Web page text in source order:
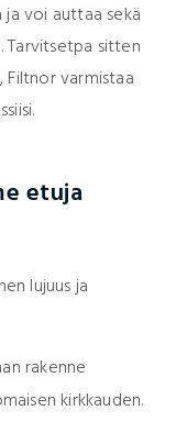
voi auttaa sekä
Tarvitsetpa sitten
Filtnor varmistaa
etuja
lujuus ja
rakenne
kirkkauden.